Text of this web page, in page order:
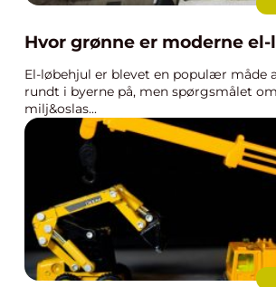
Hvor grønne er moderne
El-løbehjul er blevet en populær måde
rundt i byerne på, men spørgsmålet
milj&oslas...